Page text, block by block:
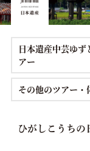
ゆず
日本
構成
ツア
中芸
日本遺産中芸ゆ
アー
その他のツアー・
ひがしこうちの